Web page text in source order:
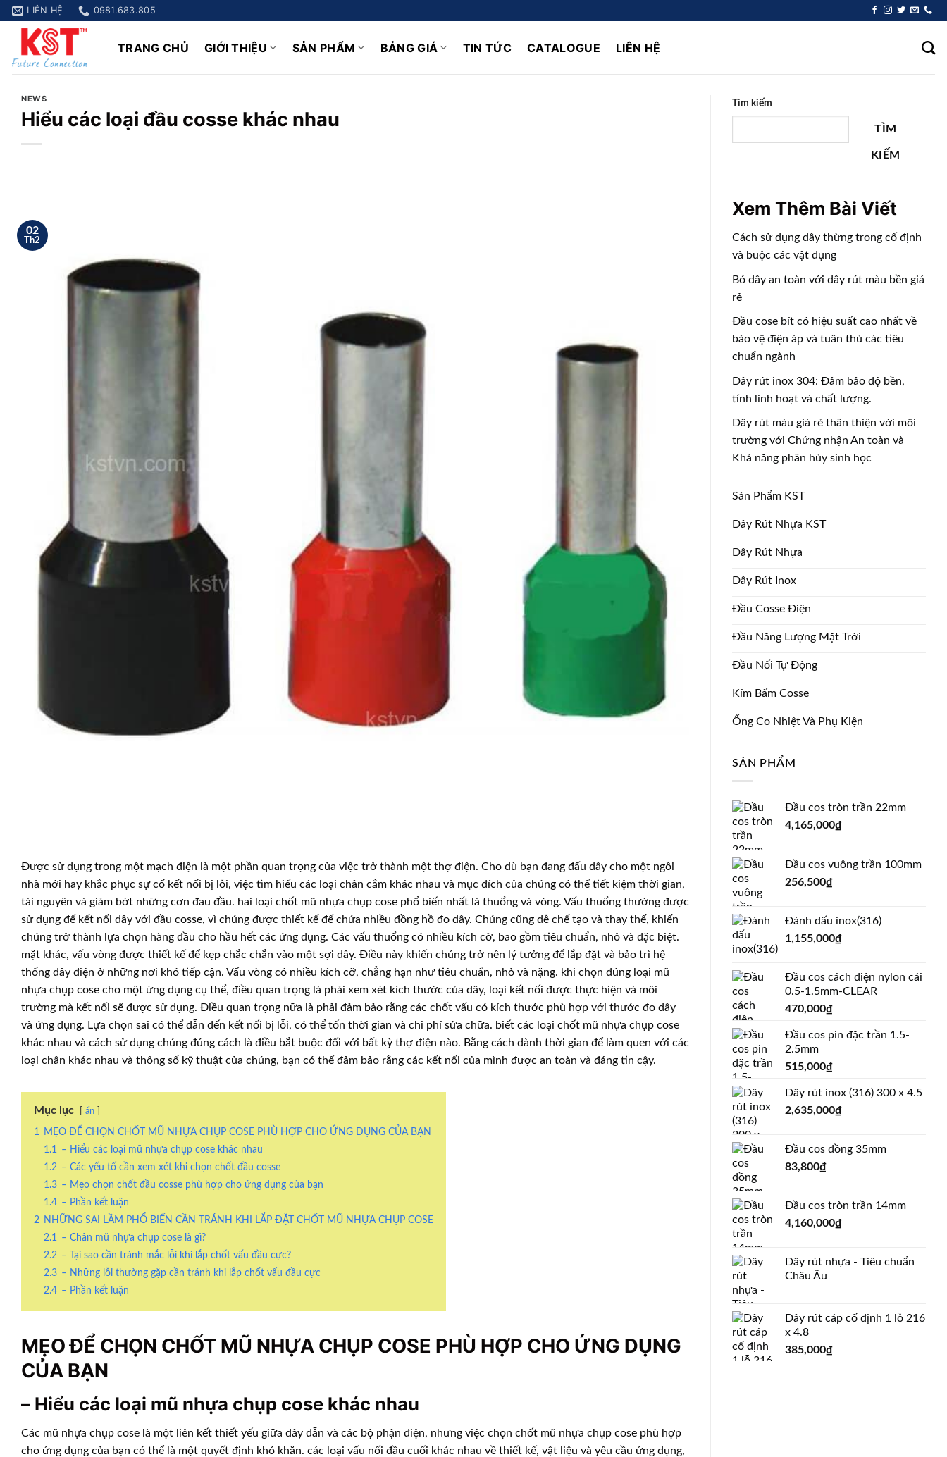
Chuyển
dung
LIÊN HỆ 0981.683.805
TRANG CHỦ GIỚI THIỆU SẢN PHẨM BẢNG GIÁ TIN TỨC CATALOGUE LIÊN HỆ
NEWS
Hiểu các loại đầu cosse khác nhau
02
Th2
Được sử dụng trong một mạch điện là một phần quan trọng của việc trở thành một thợ điện. Cho dù bạn đang đấu dây cho một ngôi
nhà mới hay khắc phục sự cố kết nối bị lỗi, việc tìm hiểu các loại chân cắm khác nhau và mục đích của chúng có thể tiết kiệm thời gian,
tài nguyên và giảm bớt những cơn đau đầu. hai loại chốt mũ nhựa chụp cose phổ biến nhất là thuổng và vòng. Vấu thuổng thường được
sử dụng để kết nối dây với đầu cosse, vì chúng được thiết kế để chứa nhiều đồng hồ đo dây. Chúng cũng dễ chế tạo và thay thế, khiến
chúng trở thành lựa chọn hàng đầu cho hầu hết các ứng dụng. Các vấu thuổng có nhiều kích cỡ, bao gồm tiêu chuẩn, nhỏ và đặc biệt.
mặt khác, vấu vòng được thiết kế để kẹp chắc chắn vào một sợi dây. Điều này khiến chúng trở nên lý tưởng để lắp đặt và bảo trì hệ
thống dây điện ở những nơi khó tiếp cận. Vấu vòng có nhiều kích cỡ, chẳng hạn như tiêu chuẩn, nhỏ và nặng. khi chọn đúng loại mũ
nhựa chụp cose cho một ứng dụng cụ thể, điều quan trọng là phải xem xét kích thước của dây, loại kết nối được thực hiện và môi
trường mà kết nối sẽ được sử dụng. Điều quan trọng nữa là phải đảm bảo rằng các chốt vấu có kích thước phù hợp với thước đo dây
và ứng dụng. Lựa chọn sai có thể dẫn đến kết nối bị lỗi, có thể tốn thời gian và chi phí sửa chữa. biết các loại chốt mũ nhựa chụp cose
khác nhau và cách sử dụng chúng đúng cách là điều bắt buộc đối với bất kỳ thợ điện nào. Bằng cách dành thời gian để làm quen với các
loại chân khác nhau và thông số kỹ thuật của chúng, bạn có thể đảm bảo rằng các kết nối của mình được an toàn và đáng tin cậy.
Mục lục ẩn
1
MẸO ĐỂ CHỌN CHỐT MŨ NHỰA CHỤP COSE PHÙ HỢP CHO ỨNG DỤNG CỦA BẠN
1.1
– Hiểu các loại mũ nhựa chụp cose khác nhau
1.2 – Các yếu tố cần xem xét khi chọn chốt đầu cosse
1.3 – Mẹo chọn chốt đầu cosse phù hợp cho ứng dụng của bạn
1.4 – Phần kết luận
2 NHỮNG SAI LẦM PHỔ BIẾN CẦN TRÁNH KHI LẮP ĐẶT CHỐT MŨ NHỰA CHỤP COSE
2.1
– Chân mũ nhựa chụp cose là gì?
2.2 – Tại sao cần tránh mắc lỗi khi lắp chốt vấu đầu cực?
2.3 – Những lỗi thường gặp cần tránh khi lắp chốt vấu đầu cực
2.4 – Phần kết luận
MẸO ĐỂ CHỌN CHỐT MŨ NHỰA CHỤP COSE PHÙ HỢP CHO ỨNG DỤNG
CỦA BẠN
– Hiểu các loại mũ nhựa chụp cose khác nhau
Các mũ nhựa chụp cose là một liên kết thiết yếu giữa dây dẫn và các bộ phận điện, nhưng việc chọn chốt mũ nhựa chụp cose phù hợp
cho ứng dụng của bạn có thể là một quyết định khó khăn. các loại vấu nối đầu cuối khác nhau về thiết kế, vật liệu và yêu cầu ứng dụng,
Tìm kiếm
TÌM
KIẾM
Xem Thêm Bài Viết
Cách sử dụng dây thừng trong cố định
và buộc các vật dụng
Bó dây an toàn với dây rút màu bền giá
rẻ
Đầu cose bít có hiệu suất cao nhất về
bảo vệ điện áp và tuân thủ các tiêu
chuẩn ngành
Dây rút inox 304: Đảm bảo độ bền,
tính linh hoạt và chất lượng.
Dây rút màu giá rẻ thân thiện với môi
trường với Chứng nhận An toàn và
Khả năng phân hủy sinh học
Sản Phẩm KST
Dây Rút Nhựa KST
Dây Rút Nhựa
Dây Rút Inox
Đầu Cosse Điện
Đầu Năng Lượng Mặt Trời
Đầu Nối Tự Động
Kím Bấm Cosse
Ống Co Nhiệt Và Phụ Kiện
SẢN PHẨM
Đầu cos tròn trần 22mm
4,165,000₫
Đầu cos vuông trần 100mm
256,500₫
Đánh dấu inox(316)
1,155,000₫
Đầu cos cách điện nylon cái
0.5-1.5mm-CLEAR
470,000₫
Đầu cos pin đặc trần 1.5-
2.5mm
515,000₫
Dây rút inox (316) 300 x 4.5
2,635,000₫
Đầu cos đồng 35mm
83,800₫
Đầu cos tròn trần 14mm
4,160,000₫
Dây rút nhựa - Tiêu chuẩn
Châu Âu
Dây rút cáp cố định 1 lỗ 216
x 4.8
385,000₫